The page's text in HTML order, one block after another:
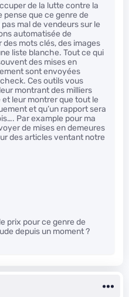
de la lutte contre la
que ce genre de
mal de vendeurs sur le
automatisée de
mots clés, des images
liste blanche. Tout ce qui
des mises en
sont envoyées
Ces outils vous
montrant des milliers
leur montrer que tout le
et qu’un rapport sera
Par example pour ma
de mises en demeures
des articles ventant notre
prix pour ce genre de
depuis un moment ?